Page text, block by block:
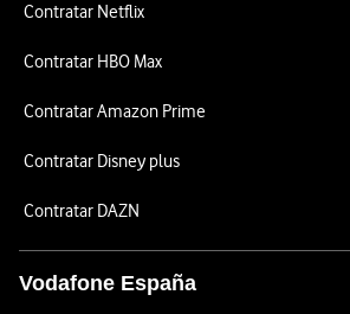
Contratar Netflix
Contratar HBO Max
Contratar Amazon Prime
Contratar Disney plus
Contratar DAZN
Vodafone España